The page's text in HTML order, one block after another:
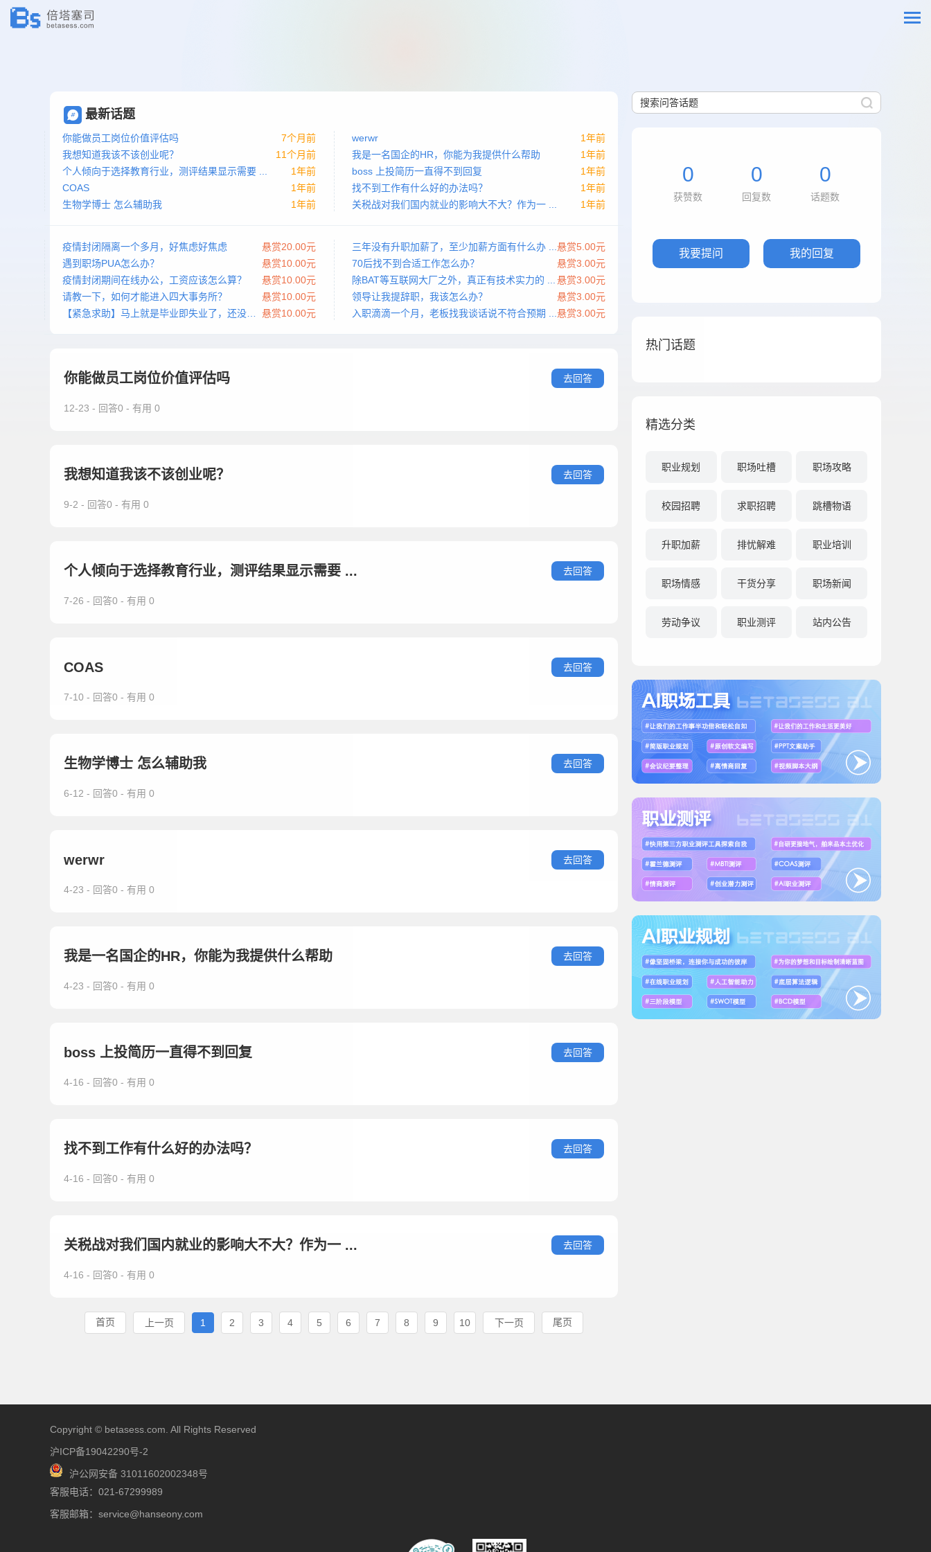
最新话题
7个月前
你能做员工岗位价值评估吗
11个月前
我想知道我该不该创业呢？
1年前
个人倾向于选择教育行业，测评结果显示需要 ...
1年前
COAS
1年前
生物学博士 怎么辅助我
1年前
werwr
1年前
我是一名国企的HR，你能为我提供什么帮助
1年前
boss 上投简历一直得不到回复
1年前
找不到工作有什么好的办法吗？
1年前
关税战对我们国内就业的影响大不大？作为一 ...
悬赏20.00元
疫情封闭隔离一个多月，好焦虑好焦虑
悬赏10.00元
遇到职场PUA怎么办？
悬赏10.00元
疫情封闭期间在线办公，工资应该怎么算？
悬赏10.00元
请教一下，如何才能进入四大事务所？
悬赏10.00元
悬赏5.00元
三年没有升职加薪了，至少加薪方面有什么办 ...
悬赏3.00元
70后找不到合适工作怎么办？
悬赏3.00元
除BAT等互联网大厂之外，真正有技术实力的 ...
悬赏3.00元
领导让我提辞职，我该怎么办？
悬赏3.00元
入职滴滴一个月，老板找我谈话说不符合预期 ...
你能做员工岗位价值评估吗 去回答
12-23 - 回答0 - 有用 0
我想知道我该不该创业呢？ 去回答
9-2 - 回答0 - 有用 0
个人倾向于选择教育行业，测评结果显示需要 ... 去回答
7-26 - 回答0 - 有用 0
COAS 去回答
7-10 - 回答0 - 有用 0
生物学博士 怎么辅助我 去回答
6-12 - 回答0 - 有用 0
werwr 去回答
4-23 - 回答0 - 有用 0
我是一名国企的HR，你能为我提供什么帮助 去回答
4-23 - 回答0 - 有用 0
boss 上投简历一直得不到回复 去回答
4-16 - 回答0 - 有用 0
找不到工作有什么好的办法吗？ 去回答
4-16 - 回答0 - 有用 0
关税战对我们国内就业的影响大不大？作为一 ... 去回答
4-16 - 回答0 - 有用 0
首页 上一页 1 2 3 4 5 6 7 8 9 10 下一页 尾页
0
获赞数
0
回复数
0
话题数
我要提问 我的回复
热门话题
精选分类
职业规划 职场吐槽 职场攻略
校园招聘 求职招聘 跳槽物语
升职加薪 排忧解难 职业培训
职场情感 干货分享 职场新闻
劳动争议 职业测评 站内公告
Copyright © betasess.com. All Rights Reserved
沪ICP备19042290号-2
沪公网安备 31011602002348号
客服电话：021-67299989
客服邮箱：service@hanseony.com